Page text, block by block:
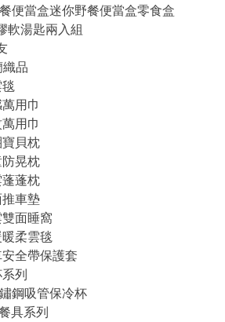
便當盒迷你野餐便當盒零食盒
軟湯匙兩入組
品
用巾
用巾
貝枕
晃枕
蓬枕
車墊
面睡窩
柔雲毯
全帶保護套
列
鋼吸管保冷杯
具系列